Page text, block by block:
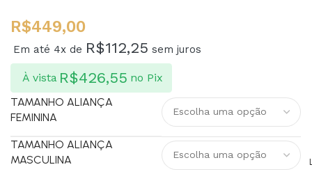
R$449,00
Em até 4x de R$112,25 sem juros
À vista R$426,55 no Pix
TAMANHO ALIANÇA
FEMININA
TAMANHO ALIANÇA
MASCULINA